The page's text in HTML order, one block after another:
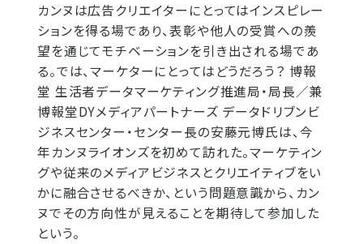
カンヌは広告クリエイターにとってはインスピレー
ションを得る場であり、表彰や他人の受賞への羨
望を通じてモチベーションを引き出される場であ
る。では、マーケターにとってはどうだろう？ 博報
堂 生活者データマーケティング推進局・局長／兼
博報堂DYメディアパートナーズ データドリブンビ
ジネスセンター・センター長の安藤元博氏は、今
年カンヌライオンズを初めて訪れた。マーケティン
グや従来のメディアビジネスとクリエイティブをい
かに融合させるべきか、という問題意識から、カン
ヌでその方向性が見えることを期待して参加した
という。